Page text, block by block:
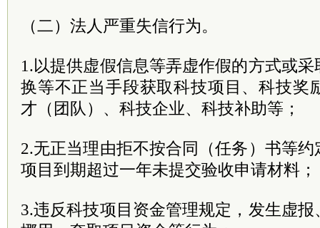
（二）法人严重失信行为。
1.以提供虚假信息等弄虚作假的方式或
换等不正当手段获取科技项目、科技奖
才（团队）、科技企业、科技补助等；
2.无正当理由拒不按合同（任务）书等
项目到期超过一年未提交验收申请材料；
3.违反科技项目资金管理规定，发生虚